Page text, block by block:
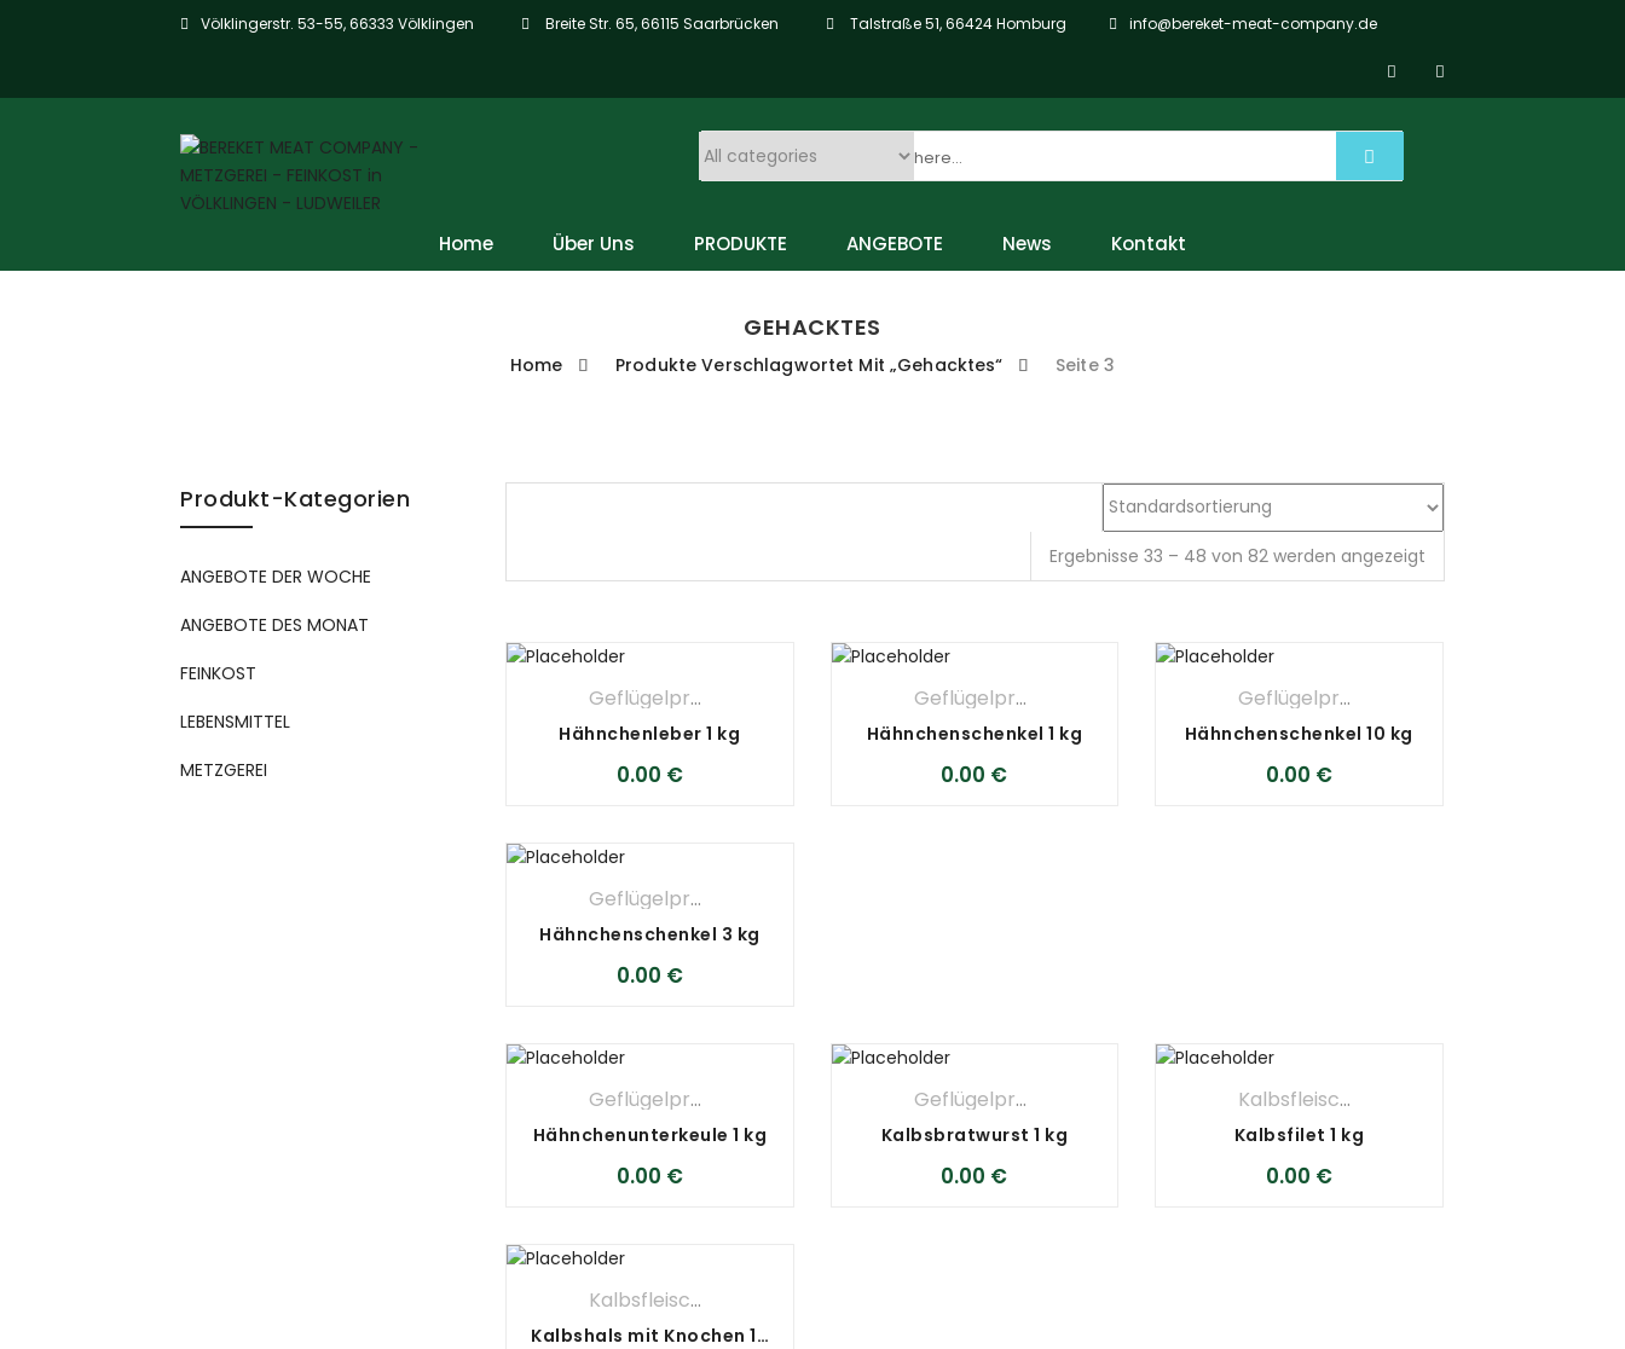
Völklingerstr. 53-55, 66333 Völklingen Breite Str. 65, 66115 Saarbrücken Talstraße 51, 66424 Homburg info@bereket-meat-company.de
Home Über Uns PRODUKTE ANGEBOTE News Kontakt
GEHACKTES
Home Produkte Verschlagwortet Mit „Gehacktes“ Seite 3
Skip to content
Ergebnisse 33 – 48 von 82 werden angezeigt
Geflügelprodukte
Hähnchenleber 1 kg
0.00 €
Geflügelprodukte
Hähnchenschenkel 1 kg
0.00 €
Geflügelprodukte
Hähnchenschenkel 10 kg
0.00 €
Geflügelprodukte
Hähnchenschenkel 3 kg
0.00 €
Geflügelprodukte
Hähnchenunterkeule 1 kg
0.00 €
Geflügelprodukte Wurst Und Salami
Kalbsbratwurst 1 kg
0.00 €
Kalbsfleisch
Kalbsfilet 1 kg
0.00 €
Kalbsfleisch
Kalbshals mit Knochen 1 kg
Produkt-Kategorien
ANGEBOTE DER WOCHE
ANGEBOTE DES MONAT
FEINKOST
LEBENSMITTEL
METZGEREI